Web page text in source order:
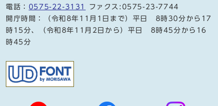
電話： 0575-22-3131
ファクス:0575-23-7744
開庁時間：（令和8年11月1日まで）平日 8時30分から17
時15分、（令和8年11月2日から）平日 8時45分から16
時45分